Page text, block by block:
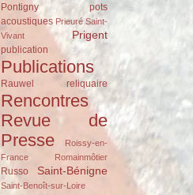
Pontigny
pots
acoustiques Prieuré Saint-
Vivant
Prigent
publication
Publications
Rauwel reliquaire
Rencontres
Revue de
Presse
Roissy-en-
France
Romainmôtier
Russo Saint-Bénigne
Saint-Benoît-sur-Loire